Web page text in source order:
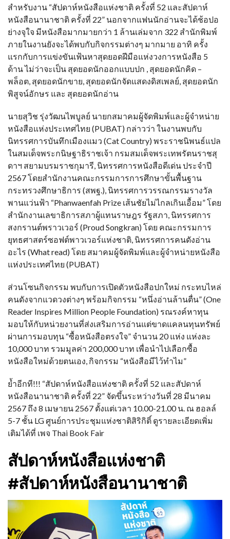
สำหรับงาน “สัปดาห์หนังสือแห่งชาติ ครั้งที่ 52 และสัปดาห์
หนังสือนานาชาติ ครั้งที่ 22” นอกจากแฟนนักอ่านจะได้ช้อปอ
ย่างจุใจ มีหนังสือมากมายกว่า 1 ล้านเล่มจาก 322 สำนักพิมพ์
ภายในงานยังจะได้พบกับกิจกรรมต่างๆ มากมาย อาทิ ครั้ง
แรกกับการแข่งขันเฟ้นหาสุดยอดฝีมือแห่งวงการหนังสือ 5
ด้าน ไม่ว่าจะเป็น สุดยอดนักออกแบบปก , สุดยอดนักคิด –
พล็อต, สุดยอดนักขาย, สุดยอดนักจัดแสดงดิสเพลย์, สุดยอดนัก
พิสูจน์อักษร และ สุดยอดนักอ่าน
นายสุวิช รุ่งวัฒนไพบูลย์ นายกสมาคมผู้จัดพิมพ์และผู้จำหน่าย
หนังสือแห่งประเทศไทย (PUBAT) กล่าวว่า ในงานพบกับ
นิทรรศการบันทึกเมืองแมว (Cat Country) พระราชนิพนธ์แปล
ในสมเด็จพระกนิษฐาธิราชเจ้า กรมสมเด็จพระเทพรัตนราชสุ
ดาฯ สยามบรมราชกุมารี, นิทรรศการหนังสือดีเด่น ประจำปี
2567 โดยสำนักงานคณะกรรมการการศึกษาขั้นพื้นฐาน
กระทรวงศึกษาธิการ (สพฐ.), นิทรรศการวรรณกรรมรางวัล
พานแว่นฟ้า “Phanwaenfah Prize เส้นชัยไม่ไกลเกินเอื้อม” โดย
สำนักงานเลขาธิการสภาผู้แทนราษฎร รัฐสภา, นิทรรศการ
สงกรานต์พราวเวอร์ (Proud Songkran) โดย คณะกรรมการ
ยุทธศาสตร์ซอฟต์พาวเวอร์แห่งชาติ, นิทรรศการคนดังอ่าน
อะไร (What read) โดย สมาคมผู้จัดพิมพ์และผู้จำหน่ายหนังสือ
แห่งประเทศไทย (PUBAT)
ส่วนโซนกิจกรรม พบกับการเปิดตัวหนังสือปกใหม่ กระทบไหล่
คนดังจากแวดวงต่างๆ พร้อมกิจกรรม “หนึ่งอ่านล้านตื่น” (One
Reader Inspires Million People Foundation) รณรงค์หาทุน
มอบให้กับหน่วยงานที่ส่งเสริมการอ่านแต่ขาดแคลนทุนทรัพย์
ผ่านการมอบทุน “ซื้อหนังสือตรงใจ” จำนวน 20 แห่ง แห่งละ
10,000 บาท รวมมูลค่า 200,000 บาท เพื่อนำไปเลือกซื้อ
หนังสือใหม่ด้วยตนเอง, กิจกรรม “หนังสือมีไว้ทำไม”
ย้ำอีกที!!! “สัปดาห์หนังสือแห่งชาติ ครั้งที่ 52 และสัปดาห์
หนังสือนานาชาติ ครั้งที่ 22” จัดขึ้นระหว่างวันที่ 28 มีนาคม
2567 ถึง 8 เมษายน 2567 ตั้งแต่เวลา 10.00-21.00 น. ณ ฮอลล์
5-7 ชั้น LG ศูนย์การประชุมแห่งชาติสิริกิติ์ ดูรายละเอียดเพิ่ม
เติมได้ที่ เพจ Thai Book Fair
สัปดาห์หนังสือแห่งชาติ
#สัปดาห์หนังสือนานาชาติ